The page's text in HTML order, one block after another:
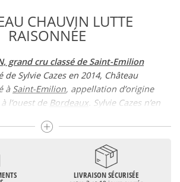
CHAUVIN LUTTE
RAISONNÉE
grand cru classé de Saint-Emilion
Sylvie Cazes en 2014, Château
à Saint-Emilion, appellation d’origine
l’ouest de Bordeaux. Sylvie Cazes n’en
du célèbre Château Lynch-Bages,
de
des Ondet aux Cazes
LIVRAISON SÉCURISÉE